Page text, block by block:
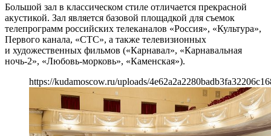
Большой зал в классическом стиле отличается прекрасной
акустикой. Зал является базовой площадкой для съемок
телепрограмм российских телеканалов «Россия», «Культура»,
Первого канала, «СТС», а также телевизионных
и художественных фильмов («Карнавал», «Карнавальная
ночь-2», «Любовь-морковь», «Каменская»).
https://kudamoscow.ru/uploads/